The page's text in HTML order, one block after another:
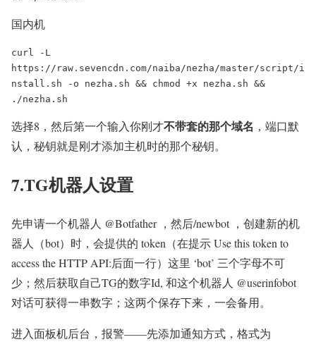
国内机
curl -L
https://raw.sevencdn.com/naiba/nezha/master/script/i
nstall.sh -o nezha.sh && chmod +x nezha.sh &&
选择8，然后第一个输入你刚才不带套的那个域名 ，端口默
认，秘钥就是刚才添加主机时的那个秘钥。
7.TG机器人设置
先申请一个机器人 @Botfather ，然后/newbot ，创建新的机
器人（bot）时，会提供的 token（在提示 Use this token to
access the HTTP API:后面一行）这里 ‘bot’ 三个字母不可
少；然后获取自己TG的数字Id, 和这个机器人 @userinfobot
对话可获得一串数字；这两个保存下来，一会备用。
进入面板机后台，报警——先添加通知方式，格式为